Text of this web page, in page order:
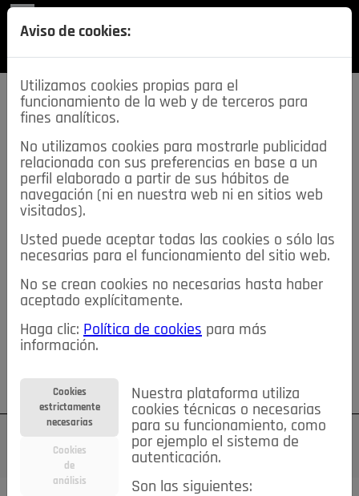
SECCIONES
descarga esta
REVISTA
≡NOTICIAS
NOTICIAS SERVICIOS DE INTERÉS
TABLÓN DE ANUNCIOS MIS ANUNCIOS CONTACTO
NOSOTROS
Su cuenta Regístrese ¿Olvidó su contraseña?
Aviso de cookies:
Utilizamos cookies propias para el
funcionamiento de la web y de terceros para
fines analíticos.
No utilizamos cookies para mostrarle publicidad
relacionada con sus preferencias en base a un
perfil elaborado a partir de sus hábitos de
navegación (ni en nuestra web ni en sitios web
visitados).
Usted puede aceptar todas las cookies o sólo las
necesarias para el funcionamiento del sitio web.
No se crean cookies no necesarias hasta haber
aceptado explícitamente.
Haga clic: Política de cookies para más
información.
Cookies
estrictamente
necesarias
Cookies
de
análisis
Nuestra plataforma utiliza
cookies técnicas o necesarias
para su funcionamiento, como
por ejemplo el sistema de
autenticación.
Son las siguientes: